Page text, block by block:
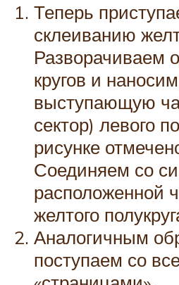
Теперь
склеиванию
Разворачиваем
кругов и
выступающую
сектор) левого
рисунке
Соединяем со
расположенной
желтого
Аналогичным
поступаем со